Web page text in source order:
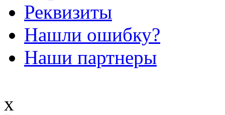
Реквизиты
Нашли ошибку?
Наши партнеры
x